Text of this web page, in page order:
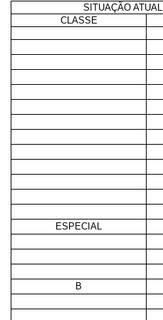
SITUAÇÃO ATUAL
CLASSE
ESPECIAL
B